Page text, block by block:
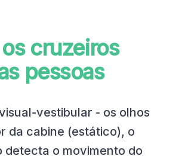
cruzeiros
pessoas
vestibular - os olhos
da cabine (estático), o
detecta o movimento do